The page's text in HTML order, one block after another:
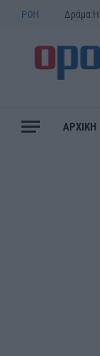
ΡΟΗ
ΑΡΧΙΚΗ